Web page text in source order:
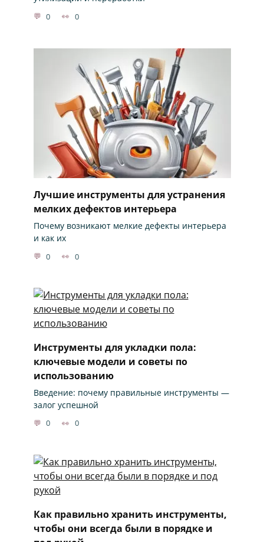
0 0
Лучшие инструменты для устранения
мелких дефектов интерьера
Почему возникают мелкие дефекты интерьера
и как их
0 0
Инструменты для укладки пола:
ключевые модели и советы по
использованию
Введение: почему правильные инструменты —
залог успешной
0 0
Как правильно хранить инструменты,
чтобы они всегда были в порядке и